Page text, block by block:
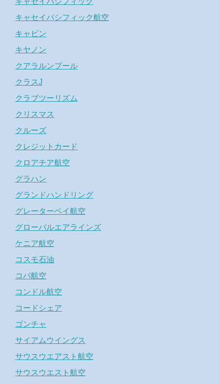
キャセイパシフィック航空
キャビン
キヤノン
クアラルンプール
クラスJ
クラブツーリズム
クリスマス
クルーズ
クレジットカード
クロアチア航空
グラハン
グランドハンドリング
グレーターベイ航空
グローバルエアラインズ
ケニア航空
コスモ石油
コパ航空
コンドル航空
コードシェア
ゴンチャ
サイアムウイングス
サウスウエアスト航空
サウスウエスト航空